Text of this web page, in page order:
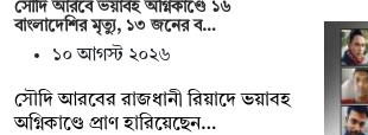
সৌদি আরবে ভয়াবহ অগ্নিকাণ্ডে ১৬
বাংলাদেশির মৃত্যু, ১৩ জনের ব…
১০ আগস্ট ২০২৬
সৌদি আরবের রাজধানী রিয়াদে ভয়াবহ
অগ্নিকাণ্ডে প্রাণ হারিয়েছেন…